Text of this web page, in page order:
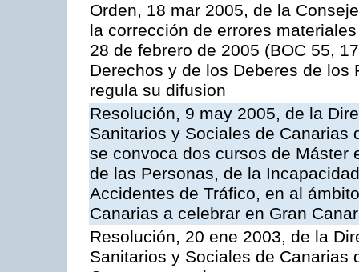
Orden, 18 mar 2005, de la
la corrección de errores
28 de febrero de 2005 (BOC 55,
Derechos y de los Deberes de
regula su difusion
Resolución, 9 may 2005, de la
Sanitarios y Sociales de Canarias
se convoca dos cursos de Máster
de las Personas, de la
Accidentes de Tráfico, en al
Canarias a celebrar en Gran
Resolución, 20 ene 2003, de la
Sanitarios y Sociales de Canarias